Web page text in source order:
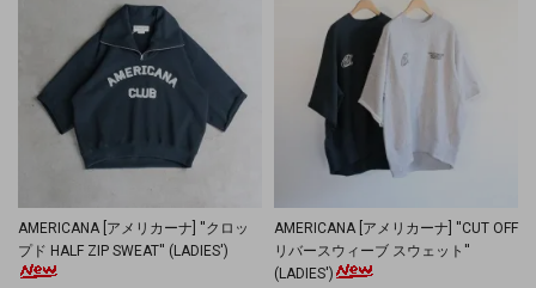
AMERICANA [アメリカーナ] ''クロッ
プド HALF ZIP SWEAT'' (LADIES')
AMERICANA [アメリカーナ] ''CUT OFF
リバースウィーブ スウェット''
(LADIES')